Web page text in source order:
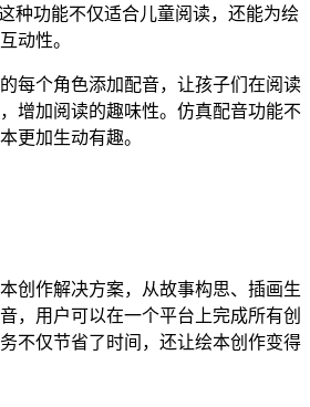
种功能不仅适合儿童阅读，还能为绘
动性。
每个角色添加配音，让孩子们在阅读
增加阅读的趣味性。仿真配音功能不
更加生动有趣。
创作解决方案，从故事构思、插画生
，用户可以在一个平台上完成所有创
不仅节省了时间，还让绘本创作变得